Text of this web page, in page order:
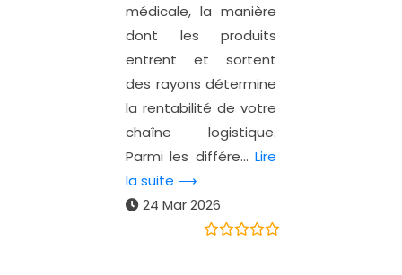
médicale, la manière
dont les produits
entrent et sortent
des rayons détermine
la rentabilité de votre
chaîne logistique.
Parmi les différe... Lire
la suite ⟶
24 Mar 2026